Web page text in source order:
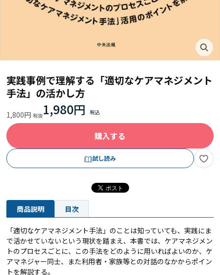
実践事例で理解する「適切なケアマネジメント
手法」の活かし方
1,800円 1,980円
購入する
試し読み
商品説明 目次
「適切なケアマネジメント手法」のことは知っていても、実践にま
で活かせていないという現状を踏まえ、本書では、ケアマネジメン
トのプロセスごとに、この手法をどのように用いればよいのか、ケ
アマネジャー同士、また利用者・家族等との対話のなかからポイン
トを解説する。